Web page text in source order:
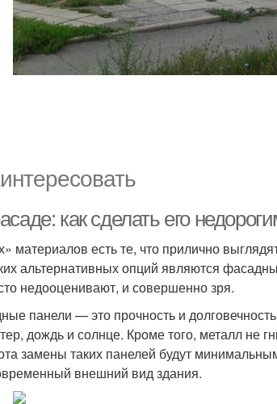
как сделать его
материалов есть те, что прилично
альтернативных опций являются
недооценивают, и совершенно зря.
панели — это прочность и
дождь и солнце. Кроме того, металл не
замены таких панелей будут
внешний вид здания.